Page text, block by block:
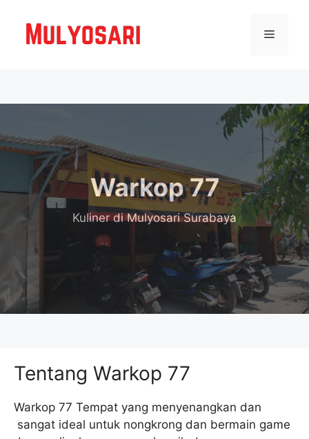
Menu
Warkop 77
Kulinerdi Mulyosari Surabaya
Tentang Warkop 77
Warkop 77 Tempat yang menyenangkan dan
sangat ideal untuk nongkrong dan bermain game